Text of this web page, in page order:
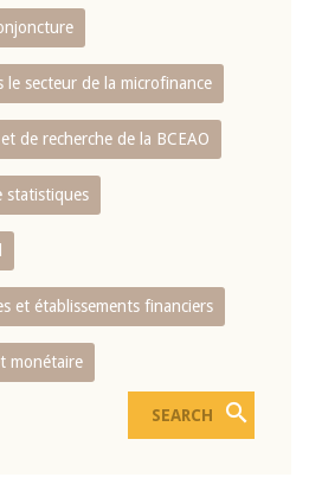
le secteur de la microfinance
de recherche de la BCEAO
statistiques
et établissements financiers
monétaire